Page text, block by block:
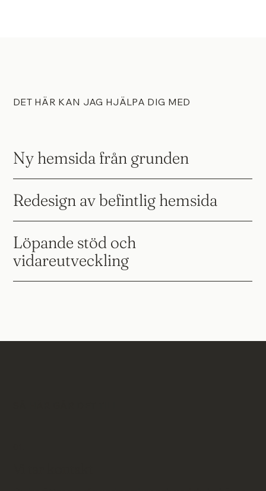
DET HÄR KAN JAG HJÄLPA DIG MED
Ny hemsida från grunden
Redesign av befintlig hemsida
Löpande stöd och
vidareutveckling